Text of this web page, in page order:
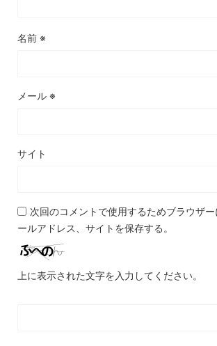
名前 ※
メール ※
サイト
次回のコメントで使用するためブラウザ
ールアドレス、サイトを保存する。
上に表示された文字を入力してください。